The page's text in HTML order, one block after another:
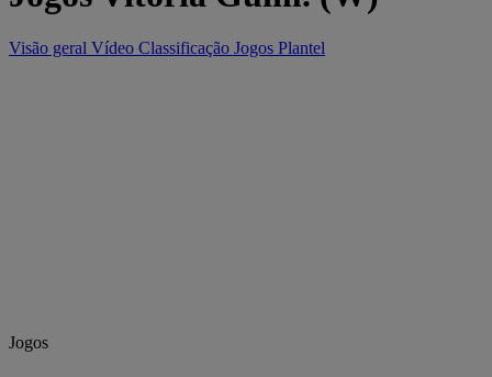
Visão geral Vídeo Classificação Jogos Plantel
Jogos